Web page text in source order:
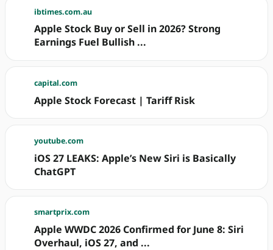
ibtimes.com.au
Apple Stock Buy or Sell in 2026? Strong
Earnings Fuel Bullish ...
capital.com
Apple Stock Forecast | Tariff Risk
youtube.com
iOS 27 LEAKS: Apple’s New Siri is Basically
ChatGPT
smartprix.com
Apple WWDC 2026 Confirmed for June 8: Siri
Overhaul, iOS 27, and ...